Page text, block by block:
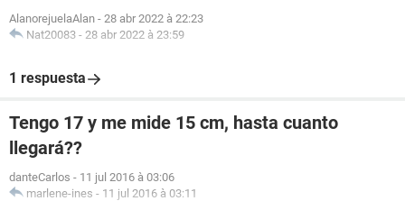
AlanorejuelaAlan - 28 abr 2022 à 22:23
Nat20083 - 28 abr 2022 à 23:59
1 respuesta
Tengo 17 y me mide 15 cm, hasta cuanto
llegará??
danteCarlos - 11 jul 2016 à 03:06
marlene-ines - 11 jul 2016 à 03:11